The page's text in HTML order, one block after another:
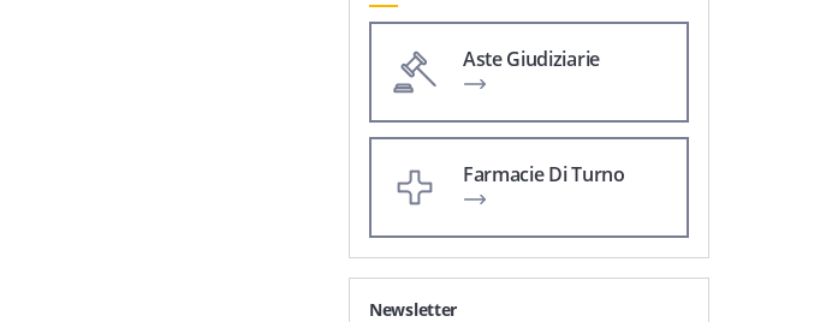
Aste Giudiziarie
Farmacie Di Turno
Newsletter